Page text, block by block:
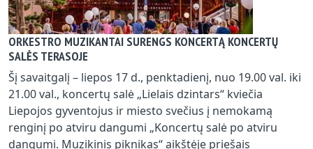
ORKESTRO MUZIKANTAI SURENGS KONCERTĄ KONCERTŲ
SALĖS TERASOJE
Šį savaitgalį – liepos 17 d., penktadienį, nuo 19.00 val. iki
21.00 val., koncertų salė „Lielais dzintars“ kviečia
Liepojos gyventojus ir miesto svečius į nemokamą
renginį po atviru dangumi „Koncertų salė po atviru
dangumi. Muzikinis piknikas“ aikštėje priešais